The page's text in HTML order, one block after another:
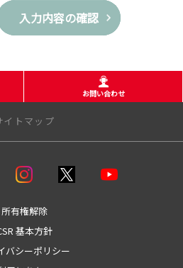
に関し、商品開発および品質の向上、また
に関するお問い合わせ・ご要望に対し適切
法によりご案内します。）
プライバシー・ポリシー」に記載の「お
報の利用を停止することが出来ます。
あります。
者提供について】
（本リクエストフォームよりご入力いた
入力内容の確認
お問い合わせ
イトマップ
所有権解除
基本方針
バシーポリシー